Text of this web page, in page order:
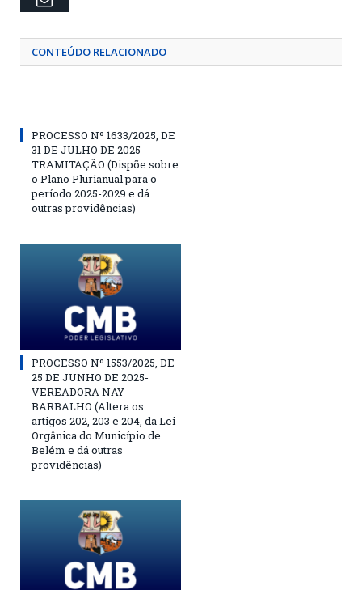
CONTEÚDO RELACIONADO
PROCESSO Nº 1633/2025, DE
31 DE JULHO DE 2025-
TRAMITAÇÃO (Dispõe sobre
o Plano Plurianual para o
período 2025-2029 e dá
outras providências)
PROCESSO Nº 1553/2025, DE
25 DE JUNHO DE 2025-
VEREADORA NAY
BARBALHO (Altera os
artigos 202, 203 e 204, da Lei
Orgânica do Município de
Belém e dá outras
providências)